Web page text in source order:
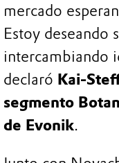
mercado
Estoy deseando
intercambiando
declaró Kai-
segmento
de Evonik.